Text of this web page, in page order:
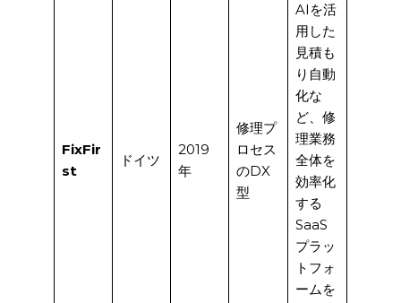
FixFir
st
ドイツ
2019
年
修理プ
ロセス
のDX
型
AIを活
用した
見積も
り自動
化な
ど、修
理業務
全体を
効率化
する
SaaS
プラッ
トフォ
ームを